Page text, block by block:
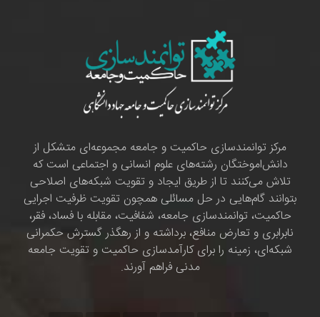
مرکز توانمندسازی حاکمیت و جامعه مجموعه‌ای متشکل از
دانش‌اموختگان رشته‌های علوم انسانی و اجتماعی است که
تلاش می‌کنند تا از طریق ایجاد و تقویت شبکه‌های اصلاحی
بتوانند گام‌هایی در حل مسائلی همچون تقویت ظرفیت اجرایی
حاکمیت، توانمندسازی جامعه، شفافیت، مقابله با فساد، فقر،
نابرابری و تعارض منافع، برداشته و از رهگذر گسترش حکمرانی
شبکه‌ای، زمینه را برای کارآمدسازی حاکمیت و تقویت جامعه
مدنی فراهم آورند.